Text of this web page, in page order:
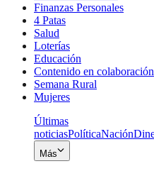
Finanzas Personales
4 Patas
Salud
Loterías
Educación
Contenido en colaboración
Semana Rural
Mujeres
Últimas
noticiasPolíticaNación
Más